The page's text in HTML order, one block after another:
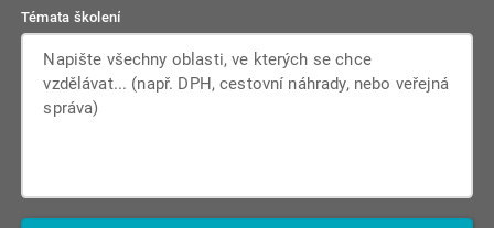
Témata školení